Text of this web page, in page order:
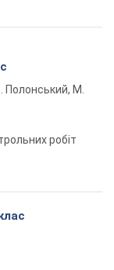
Полонський, М.
робіт